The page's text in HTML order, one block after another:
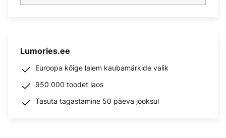
Lumories.ee
Euroopa kõige laiem kaubamärkide valik
950 000 toodet laos
Tasuta tagastamine 50 päeva jooksul